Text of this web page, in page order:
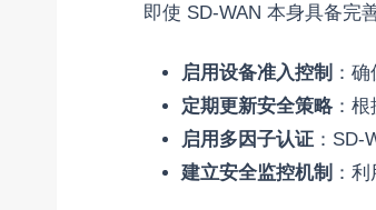
即使 SD-WAN 本身具备完
启用设备准入控制 ：
定期更新安全策略：根
启用多因子认证：SD-
建立安全监控机制 ：